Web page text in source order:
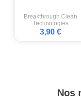
Breakthrough Clean
Technologies
3,90 €
Nos